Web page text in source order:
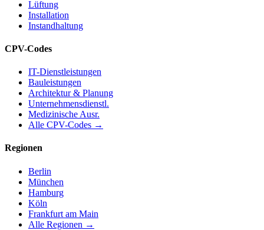
Lüftung
Installation
Instandhaltung
CPV-Codes
IT-Dienstleistungen
Bauleistungen
Architektur & Planung
Unternehmensdienstl.
Medizinische Ausr.
Alle CPV-Codes →
Regionen
Berlin
München
Hamburg
Köln
Frankfurt am Main
Alle Regionen →